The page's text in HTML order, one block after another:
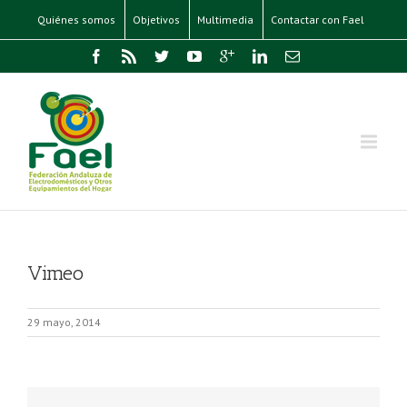
Quiénes somos Objetivos Multimedia Contactar con Fael
Vimeo
29 mayo, 2014